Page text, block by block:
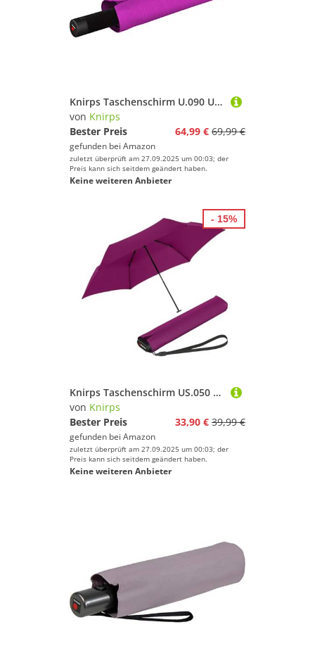
Knirps Taschenschirm U.090 Ultra Light XXL Manual Compact Berry
von Knirps
Bester Preis
64,99 € 69,99 €
gefunden bei Amazon
zuletzt überprüft am 27.09.2025 um 00:03; der
Preis kann sich seitdem geändert haben.
Keine weiteren Anbieter
Knirps Taschenschirm US.050 Ultra Light Slim Manual Berry
von Knirps
Bester Preis
33,90 € 39,99 €
gefunden bei Amazon
zuletzt überprüft am 27.09.2025 um 00:03; der
Preis kann sich seitdem geändert haben.
Keine weiteren Anbieter
- 15%